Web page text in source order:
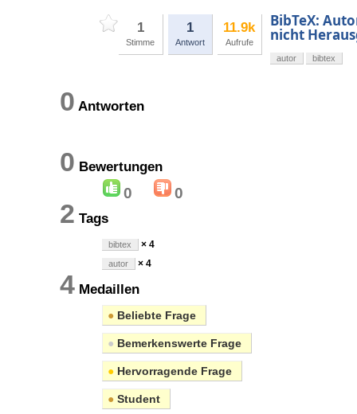
1
Stimme
1
Antwort
11.9k
Aufrufe
BibTeX:
nicht
autor bibtex
0 Antworten
0 Bewertungen
0 0
2 Tags
bibtex × 4
autor × 4
4 Medaillen
● Beliebte Frage
● Bemerkenswerte Frage
● Hervorragende Frage
● Student